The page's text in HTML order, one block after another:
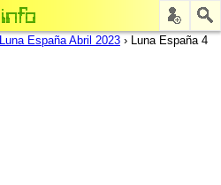
Luna España Abril 2023 › Luna España 4